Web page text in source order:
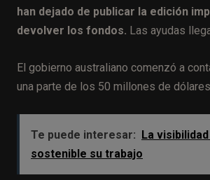
han dejado de publicar la edición
devolver los fondos. Las ayudas
El gobierno australiano comenzó a
una parte de los 50 millones de
Te puede interesar: La
sostenible su trabajo